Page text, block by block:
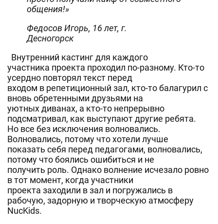
общения!»
Федосов Игорь, 16 лет, г.
Десногорск
Внутренний кастинг для каждого
участника проекта проходил по-разному. Кто-то
усердно повторял текст перед
входом в репетиционный зал, кто-то балагурил с
вновь обретенными друзьями на
уютных диванах, а кто-то непрерывно
подсматривал, как выступают другие ребята.
Но все без исключения волновались.
Волновались, потому что хотели лучше
показать себя перед педагогами, волновались,
потому что боялись ошибиться и не
получить роль. Однако волнение исчезало ровно
в тот момент, когда участники
проекта заходили в зал и погружались в
рабочую, задорную и творческую атмосферу
NucKids.